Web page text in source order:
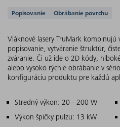
Podporované aplikácie
Popisovanie Obrábanie povrchu
Vláknové lasery TruMark kombinujú
popisovanie, vytváranie štruktúr,
zváranie. Či už ide o 2D kódy,
alebo vysoko rýchle obrábanie v
konfiguráciu produktu pre každú
Hlavné znaky
Stredný výkon: 20 - 200 W
Výkon špičky pulzu: 13 kW